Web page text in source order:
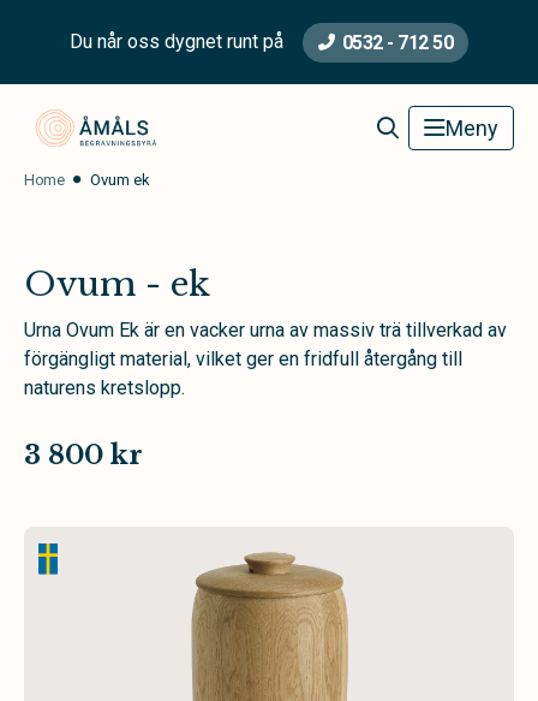
Du når oss dygnet runt på 0532 - 712 50
Åmåls Begravningsbyrå Meny
Home Ovum ek
Ovum - ek
Urna Ovum Ek är en vacker urna av massiv trä tillverkad av
förgängligt material, vilket ger en fridfull återgång till
naturens kretslopp.
3 800 kr